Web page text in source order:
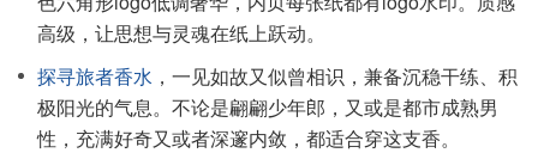
高级，让思想与灵魂在纸上跃动。
探寻旅者香水 ，一见如故又似曾相识，兼备沉稳干练、积
极阳光的气息。不论是翩翩少年郎，又或是都市成熟男
性，充满好奇又或者深邃内敛，都适合穿这支香。